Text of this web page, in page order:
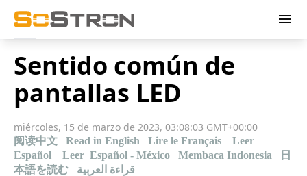
menu
Sentido común de
pantallas LED
miércoles, 15 de marzo de 2023, 03:08:03 GMT+00:00
阅读中文 Read in English Lire le Français
Leer
Español
Leer Español - México Membaca Indonesia
日
本語を読む
قراءة العربية